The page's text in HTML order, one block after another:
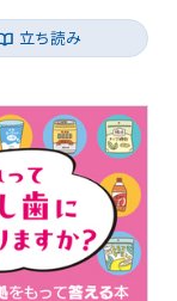
立ち読み